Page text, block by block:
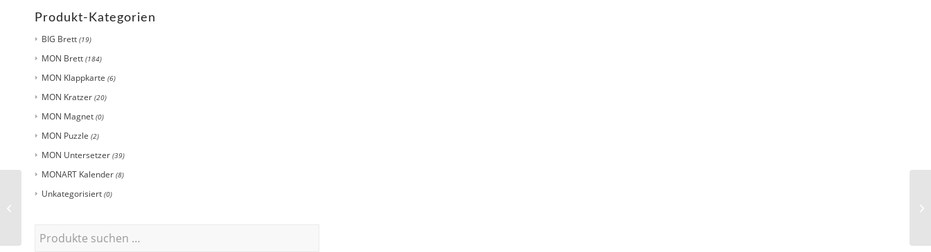
Produkt-Kategorien
BIG Brett (19)
MON Brett (184)
MON Klappkarte (6)
MON Kratzer (20)
MON Magnet (0)
MON Puzzle (2)
MON Untersetzer (39)
MONART Kalender (8)
Unkategorisiert (0)
BIG Brett